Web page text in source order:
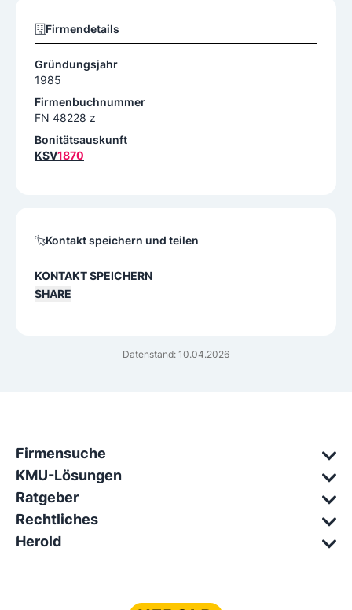
Datenstand: 10.04.2026
Firmendetails
Gründungsjahr
1985
Firmenbuchnummer
FN 48228 z
Bonitätsauskunft
KSV1870
Kontakt speichern und teilen
KONTAKT SPEICHERN
SHARE
Firmensuche
KMU-Lösungen
Ratgeber
Rechtliches
Herold